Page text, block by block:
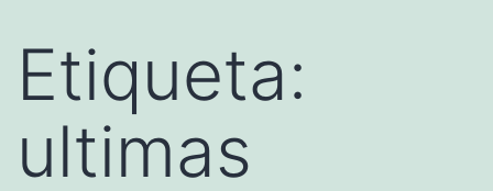
Etiqueta:
ultimas